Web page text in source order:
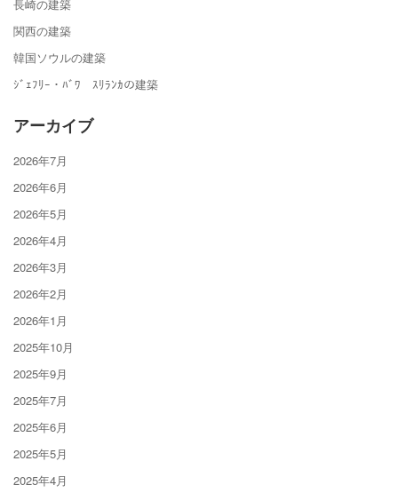
長崎の建築
関西の建築
韓国ソウルの建築
ｼﾞｪﾌﾘｰ・ﾊﾞﾜ ｽﾘﾗﾝｶの建築
アーカイブ
2026年7月
2026年6月
2026年5月
2026年4月
2026年3月
2026年2月
2026年1月
2025年10月
2025年9月
2025年7月
2025年6月
2025年5月
2025年4月